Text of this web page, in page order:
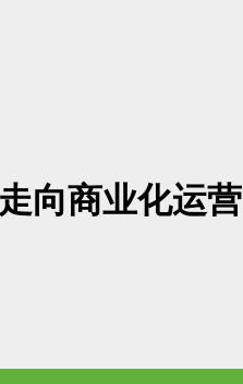
向商业化运营